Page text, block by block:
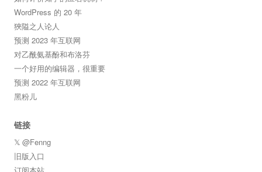
WordPress 的 20 年
狹隘之人论人
预测 2023 年互联网
对乙酰氨基酚和布洛芬
一个好用的编辑器，很重要
预测 2022 年互联网
黑粉儿
链接
𝕏 @Fenng
旧版入口